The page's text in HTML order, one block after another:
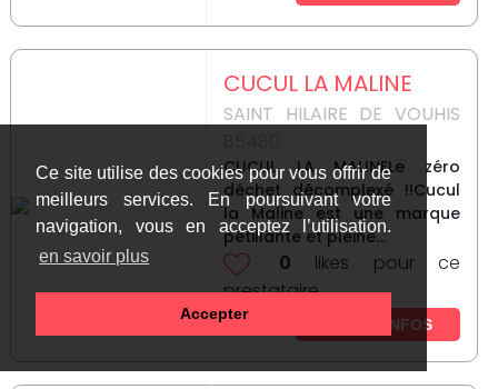
Ce site utilise des cookies pour vous offrir de
meilleurs services. En poursuivant votre
navigation, vous en acceptez l’utilisation.
en savoir plus
Accepter
CUCUL LA MALINE
SAINT HILAIRE DE VOUHIS
CUCUL LA MALINELe zéro
déchet décomplexé !!Cucul
la Maline est une marque
pétillante et pleine...
0 likes pour ce
prestataire
PLUS D’INFOS